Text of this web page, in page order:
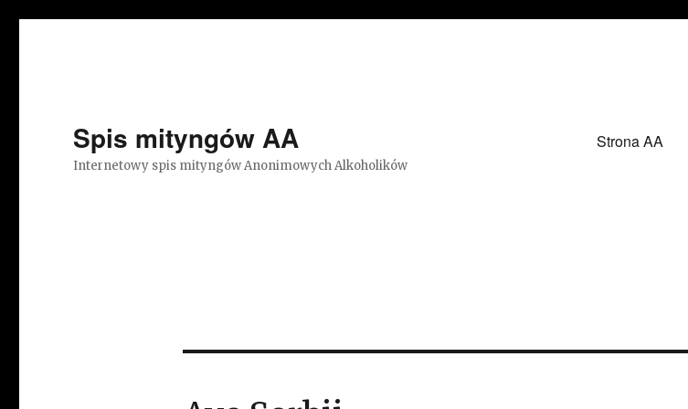
Spis mityngów AA
Internetowy spis mityngów Anonimowych Alkoholików
Strona AA